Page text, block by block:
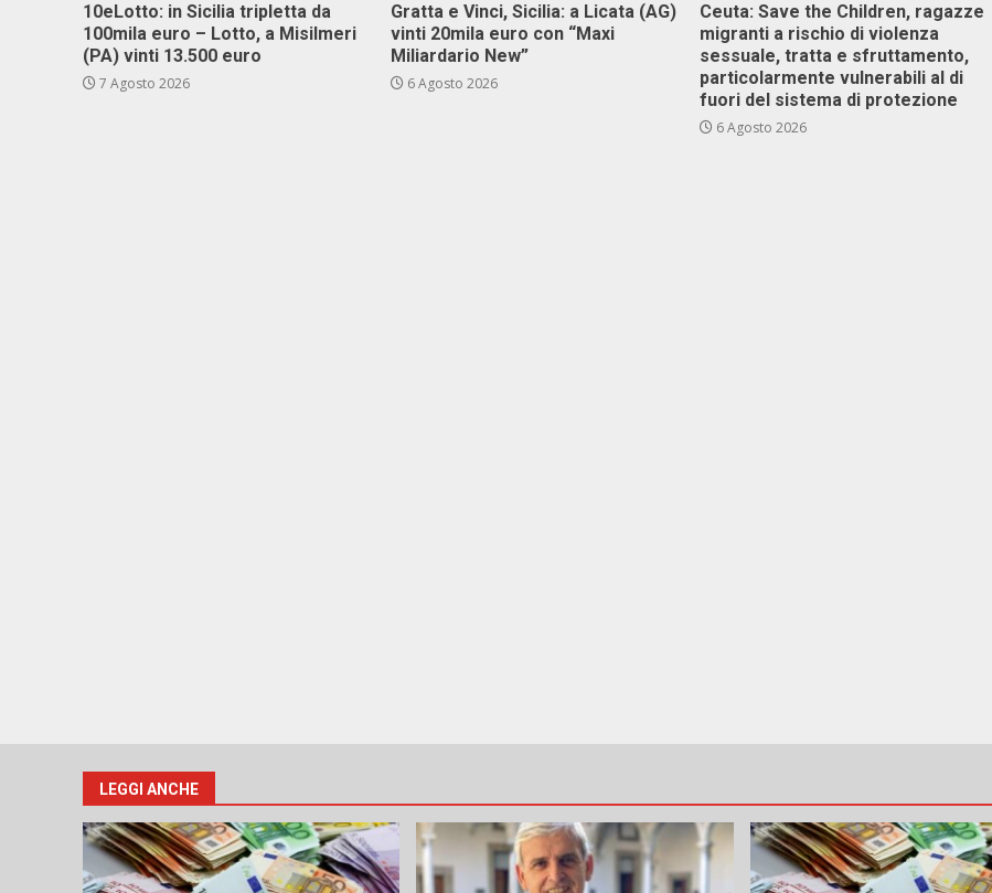
10eLotto: in Sicilia tripletta da
100mila euro – Lotto, a Misilmeri
(PA) vinti 13.500 euro
7 Agosto 2026
Gratta e Vinci, Sicilia: a Licata (AG)
vinti 20mila euro con “Maxi
Miliardario New”
6 Agosto 2026
Ceuta: Save the Children, ragazze
migranti a rischio di violenza
sessuale, tratta e sfruttamento,
particolarmente vulnerabili al di
fuori del sistema di protezione
6 Agosto 2026
LEGGI ANCHE